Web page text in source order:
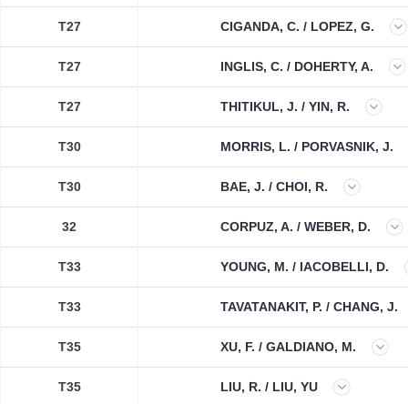
T27 CIGANDA, C. / LOPEZ, G.
T27 INGLIS, C. / DOHERTY, A.
T27 THITIKUL, J. / YIN, R.
T30 MORRIS, L. / PORVASNIK, J.
T30 BAE, J. / CHOI, R.
32 CORPUZ, A. / WEBER, D.
T33 YOUNG, M. / IACOBELLI, D.
T33 TAVATANAKIT, P. / CHANG, J.
T35 XU, F. / GALDIANO, M.
T35 LIU, R. / LIU, YU